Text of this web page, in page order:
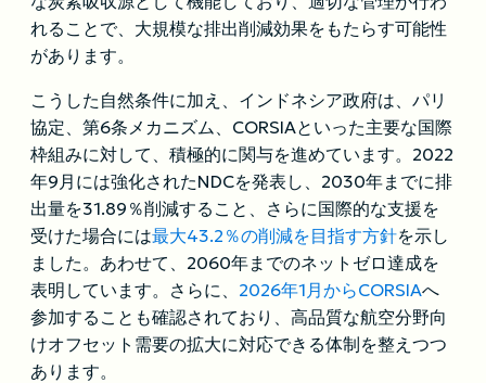
れることで、大規模な排出削減効果をもたらす可能性
があります。
こうした自然条件に加え、インドネシア政府は、パリ
協定、第6条メカニズム、CORSIAといった主要な国際
枠組みに対して、積極的に関与を進めています。2022
年9月には強化されたNDCを発表し、2030年までに排
出量を31.89％削減すること、さらに国際的な支援を
受けた場合には最大43.2％の削減を目指す方針を示し
ました。あわせて、2060年までのネットゼロ達成を
表明しています。さらに、 2026年1月からCORSIAへ
参加することも確認されており、高品質な航空分野向
けオフセット需要の拡大に対応できる体制を整えつつ
あります。